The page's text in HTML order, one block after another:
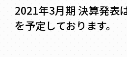
2021年3月期 決算発表
を予定しております。